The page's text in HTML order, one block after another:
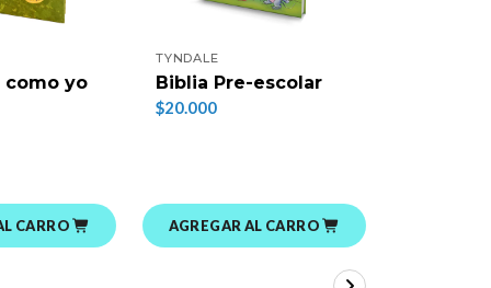
como yo
CARRO
TYNDALE
Biblia Pre-escolar
$20.000
AGREGAR AL CARRO